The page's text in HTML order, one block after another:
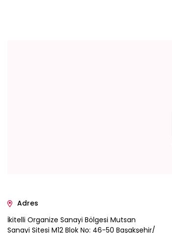
Adres
İkitelli Organize Sanayi Bölgesi Mutsan
Sanayi Sitesi M12 Blok No: 46-50 Başakşehir/